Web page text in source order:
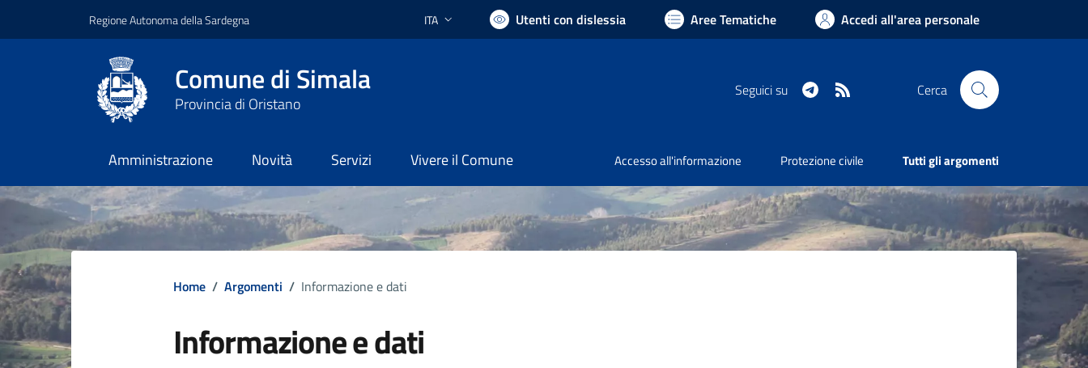
Regione Autonoma della Sardegna Lingua attiva:
ITA Utenti con dislessia Aree Tematiche Accedi all'area personale
Comune di Simala
Provincia di Oristano
Seguici su Telegram Cerca
Amministrazione Novità Servizi Vivere il Comune Accesso all'informazione Protezione civile Tutti gli argomenti
Home / Argomenti / Informazione e dati
Informazione e dati